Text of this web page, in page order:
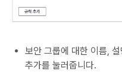
보안 그룹에 대한 이름,
추가를 눌러줍니다.